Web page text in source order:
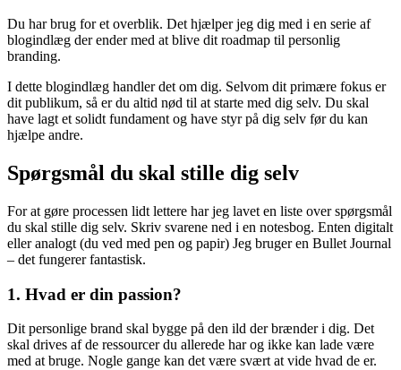
Du har brug for et overblik. Det hjælper jeg dig med i en serie af
blogindlæg der ender med at blive dit roadmap til personlig
branding.
I dette blogindlæg handler det om dig. Selvom dit primære fokus er
dit publikum, så er du altid nød til at starte med dig selv. Du skal
have lagt et solidt fundament og have styr på dig selv før du kan
hjælpe andre.
Spørgsmål du skal stille dig selv
For at gøre processen lidt lettere har jeg lavet en liste over spørgsmål
du skal stille dig selv. Skriv svarene ned i en notesbog. Enten digitalt
eller analogt (du ved med pen og papir) Jeg bruger en Bullet Journal
– det fungerer fantastisk.
1. Hvad er din passion?
Dit personlige brand skal bygge på den ild der brænder i dig. Det
skal drives af de ressourcer du allerede har og ikke kan lade være
med at bruge. Nogle gange kan det være svært at vide hvad de er.